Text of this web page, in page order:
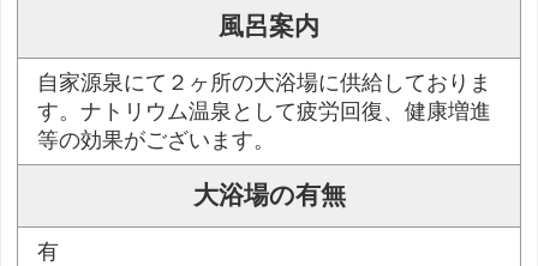
風呂案内
自家源泉にて２ヶ所の大浴場に供給しておりま
す。ナトリウム温泉として疲労回復、健康増進
等の効果がございます。
大浴場の有無
有